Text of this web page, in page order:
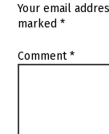
Your email
marked*
Comment*